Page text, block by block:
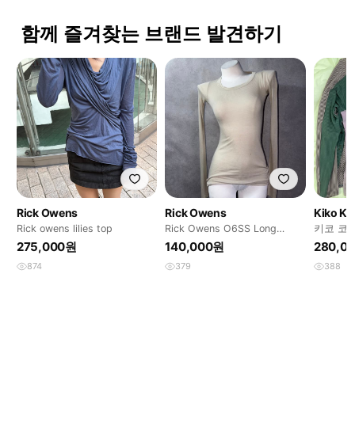
함께 즐겨찾는 브랜드 발견하기
Rick Owens
Rick owens lilies top
275,000원
874
Rick Owens
Rick Owens O6SS Long
Sleeve
140,000원
379
Kiko
키코 코
로
388